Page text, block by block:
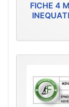
FICHE 4